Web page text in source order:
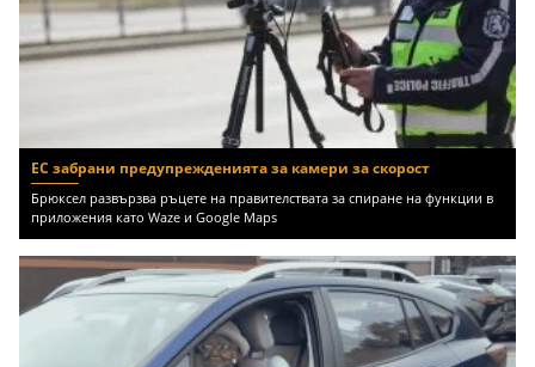
ЕС забрани предупрежденията за камери за скорост
Брюксел развързва ръцете на правителствата за спиране на функции в
приложения като Waze и Google Maps